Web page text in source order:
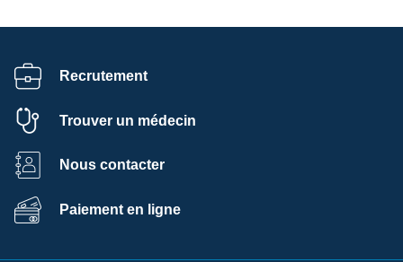
Recrutement
Trouver un médecin
Nous contacter
Paiement en ligne